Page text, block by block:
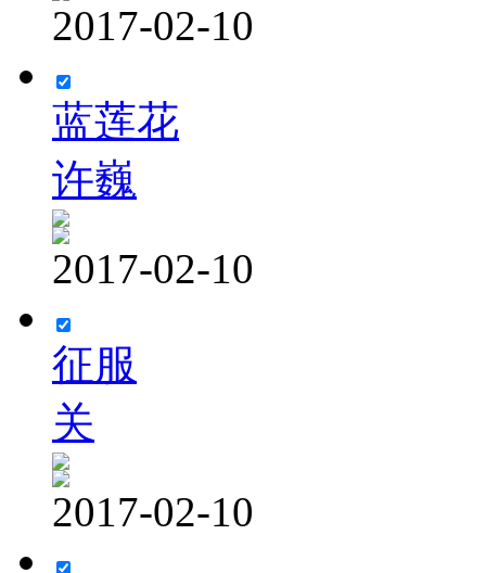
2017-02-10
蓝莲花
许巍
2017-02-10
征服
关
2017-02-10